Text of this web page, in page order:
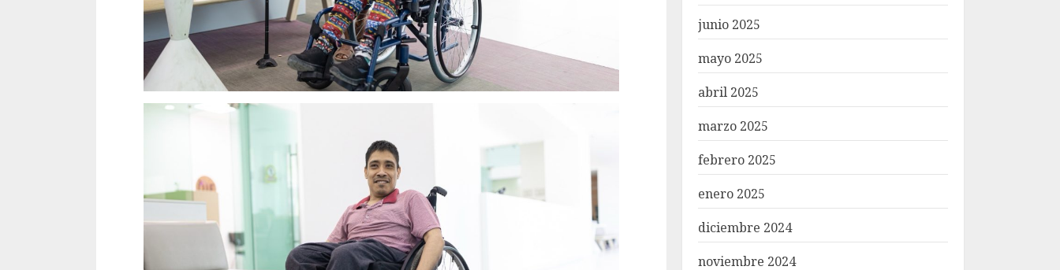
junio 2025
mayo 2025
abril 2025
marzo 2025
febrero 2025
enero 2025
diciembre 2024
noviembre 2024